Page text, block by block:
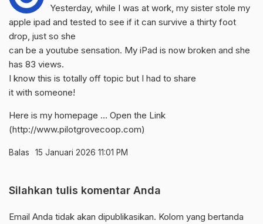
Yesterday, while I was at work, my sister stole my
apple ipad and tested to see if it can survive a thirty foot
drop, just so she
can be a youtube sensation. My iPad is now broken and she
has 83 views.
I know this is totally off topic but I had to share
it with someone!
Here is my homepage … Open the Link
(http://www.pilotgrovecoop.com)
Balas 15 Januari 2026 11:01 PM
Silahkan tulis komentar Anda
Email Anda tidak akan dipublikasikan. Kolom yang bertanda